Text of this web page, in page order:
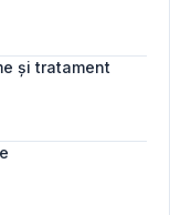
și tratament